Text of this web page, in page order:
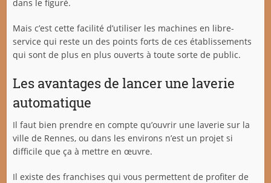
dans le figuré.
Mais c’est cette facilité d’utiliser les machines en libre-
service qui reste un des points forts de ces établissements
qui sont de plus en plus ouverts à toute sorte de public.
Les avantages de lancer une laverie
automatique
Il faut bien prendre en compte qu’ouvrir une laverie sur la
ville de Rennes, ou dans les environs n’est un projet si
difficile que ça à mettre en œuvre.
Il existe des franchises qui vous permettent de profiter de